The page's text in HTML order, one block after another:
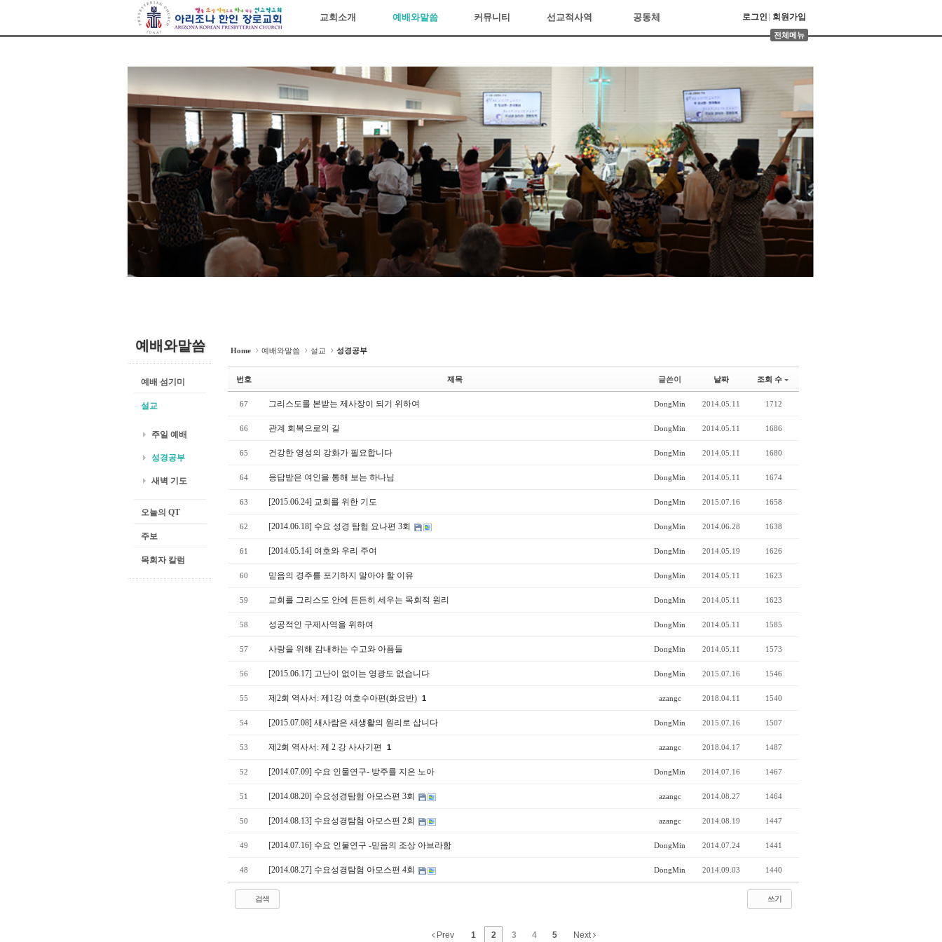
교회소개 예배와말씀 커뮤니티 선교적사역 공동체 로그인 회원가입
전체메뉴
예배와말씀
예배 섬기미
설교
주일 예배
성경공부
새벽 기도
오늘의 QT
주보
목회자 칼럼
Home 예배와말씀 설교 성경공부
번호 제목 글쓴이 날짜 조회 수
67 그리스도를 본받는 제사장이 되기 위하여 DongMin 2014.05.11 1712
66 관계 회복으로의 길 DongMin 2014.05.11 1686
65 건강한 영성의 강화가 필요합니다 DongMin 2014.05.11 1680
64 응답받은 여인을 통해 보는 하나님 DongMin 2014.05.11 1674
63 [2015.06.24] 교회를 위한 기도 DongMin 2015.07.16 1658
62 [2014.06.18] 수요 성경 탐험 요나편 3회 DongMin 2014.06.28 1638
61 [2014.05.14] 여호와 우리 주여 DongMin 2014.05.19 1626
60 믿음의 경주를 포기하지 말아야 할 이유 DongMin 2014.05.11 1623
59 교회를 그리스도 안에 든든히 세우는 목회적 원리 DongMin 2014.05.11 1623
58 성공적인 구제사역을 위하여 DongMin 2014.05.11 1585
57 사랑을 위해 감내하는 수고와 아픔들 DongMin 2014.05.11 1573
56 [2015.06.17] 고난이 없이는 영광도 없습니다 DongMin 2015.07.16 1546
55 제2회 역사서: 제1강 여호수아편(화요반) 1 azangc 2018.04.11 1540
54 [2015.07.08] 새사람은 새생활의 원리로 삽니다 DongMin 2015.07.16 1507
53 제2회 역사서: 제 2 강 사사기편 1 azangc 2018.04.17 1487
52 [2014.07.09] 수요 인물연구- 방주를 지은 노아 DongMin 2014.07.16 1467
51 [2014.08.20] 수요성경탐험 아모스편 3회 azangc 2014.08.27 1464
50 [2014.08.13] 수요성경탐험 아모스편 2회 azangc 2014.08.19 1447
49 [2014.07.16] 수요 인물연구 -믿음의 조상 아브라함 DongMin 2014.07.24 1441
48 [2014.08.27] 수요성경탐험 아모스편 4회 DongMin 2014.09.03 1440
검색 쓰기
Prev 1 2 3 4 5 Next
Sketchbook5, 스케치북5
Sketchbook5, 스케치북5